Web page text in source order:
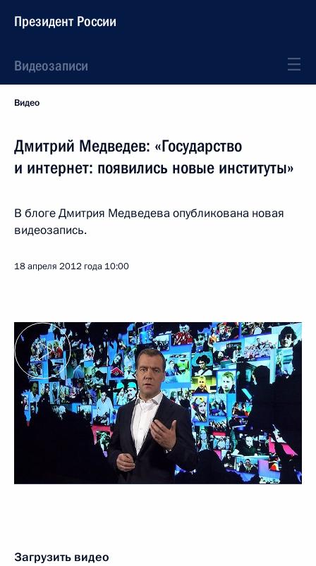
Президент России
Видеозаписи
Видео
Дмитрий Медведев: «Государство
и интернет: появились новые институты»
В блоге Дмитрия Медведева опубликована новая
видеозапись.
18 апреля 2012 года 10:00
Загрузить видео